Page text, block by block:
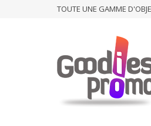
TOUTE UNE GAMME